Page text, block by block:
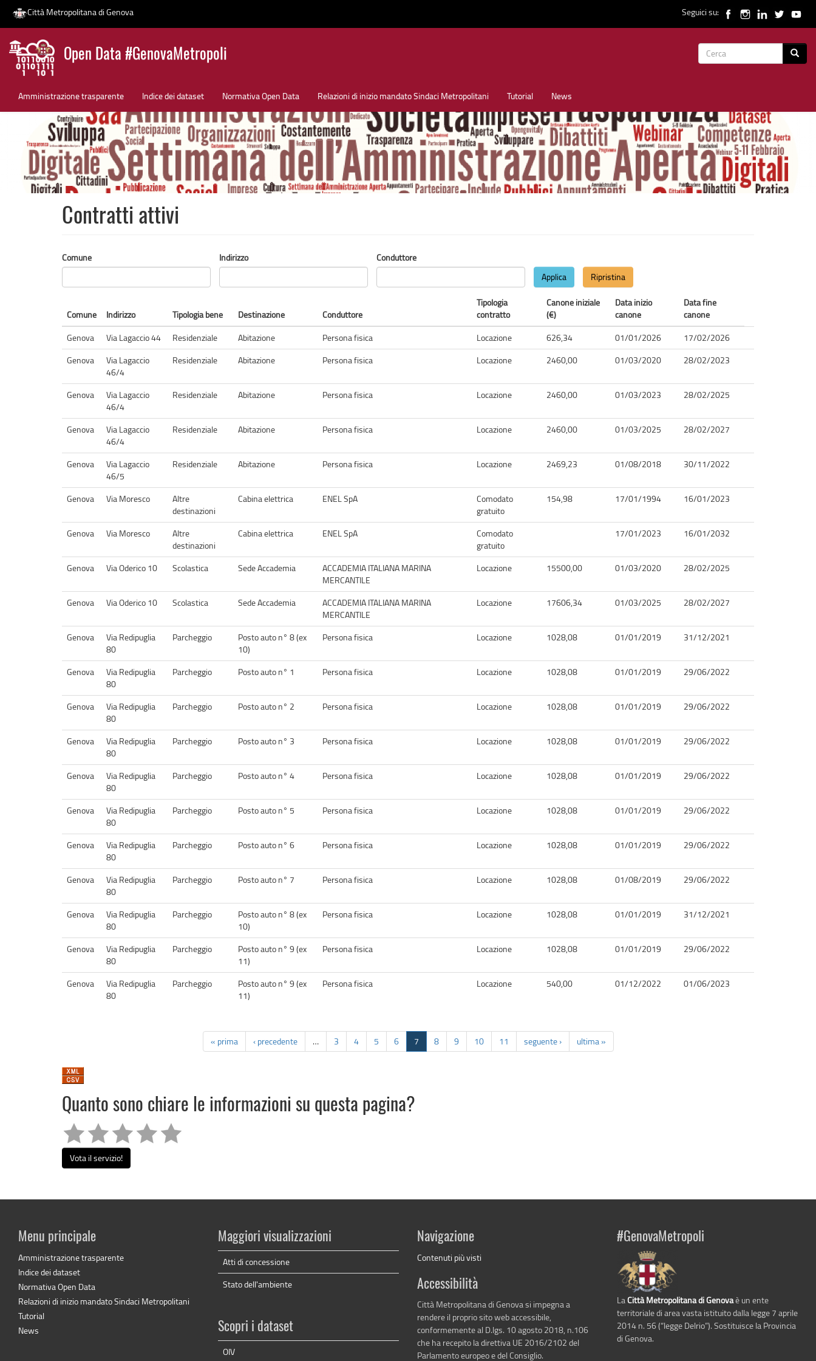
Salta
contenuto
Città Metropolitana di Genova Seguici su:
Open Data #GenovaMetropoli
Form
Amministrazione trasparente Indice dei dataset Normativa Open Data Relazioni di inizio mandato Sindaci Metropolitani Tutorial News
News
Contratti attivi
Comune Indirizzo
Conduttore
Applica
Ripristina
Comune Indirizzo Tipologia bene Destinazione Conduttore
Tipologia
contratto
Canone iniziale
(€)
Data inizio
canone
Data fine
canone
Genova
Via Lagaccio 44 Residenziale Abitazione Persona fisica Locazione 626,34 01/01/2026
17/02/2026
Genova
Via Lagaccio
46/4
Residenziale Abitazione Persona fisica Locazione 2460,00 01/03/2020 28/02/2023
Genova
Via Lagaccio
46/4
Residenziale Abitazione Persona fisica Locazione 2460,00 01/03/2023 28/02/2025
Genova
Via Lagaccio
46/4
Residenziale Abitazione Persona fisica Locazione 2460,00 01/03/2025 28/02/2027
Genova
Via Lagaccio
46/5
Residenziale Abitazione Persona fisica Locazione 2469,23 01/08/2018 30/11/2022
Genova Via Moresco
Altre
destinazioni
Cabina elettrica ENEL SpA
Comodato
gratuito
154,98 17/01/1994 16/01/2023
Genova Via Moresco
Altre
destinazioni
Cabina elettrica ENEL SpA
Comodato
gratuito
17/01/2023 16/01/2032
Genova Via Oderico 10 Scolastica Sede Accademia
ACCADEMIA ITALIANA MARINA
MERCANTILE
Locazione 15500,00 01/03/2020 28/02/2025
Genova Via Oderico 10 Scolastica Sede Accademia
ACCADEMIA ITALIANA MARINA
MERCANTILE
Locazione 17606,34 01/03/2025 28/02/2027
Genova
Via Redipuglia
80
Parcheggio
Posto auto n° 8 (ex
10)
Persona fisica Locazione 1028,08 01/01/2019 31/12/2021
Genova
Via Redipuglia
80
Parcheggio Posto auto n° 1 Persona fisica Locazione 1028,08 01/01/2019 29/06/2022
Genova
Via Redipuglia
80
Parcheggio Posto auto n° 2 Persona fisica Locazione 1028,08 01/01/2019 29/06/2022
Genova
Via Redipuglia
80
Parcheggio Posto auto n° 3 Persona fisica Locazione 1028,08 01/01/2019 29/06/2022
Genova
Via Redipuglia
80
Parcheggio Posto auto n° 4 Persona fisica Locazione 1028,08 01/01/2019 29/06/2022
Genova
Via Redipuglia
80
Parcheggio Posto auto n° 5 Persona fisica Locazione 1028,08 01/01/2019 29/06/2022
Genova
Via Redipuglia
80
Parcheggio Posto auto n° 6 Persona fisica Locazione 1028,08 01/01/2019 29/06/2022
Genova
Via Redipuglia
80
Parcheggio Posto auto n° 7 Persona fisica Locazione 1028,08 01/08/2019 29/06/2022
Genova
Via Redipuglia
80
Parcheggio
Posto auto n° 8 (ex
10)
Persona fisica Locazione 1028,08 01/01/2019 31/12/2021
Genova
Via Redipuglia
80
Parcheggio
Posto auto n° 9 (ex
11)
Persona fisica Locazione 1028,08 01/01/2019 29/06/2022
Genova
Via Redipuglia
80
Parcheggio
Posto auto n° 9 (ex
11)
Persona fisica Locazione 540,00 01/12/2022 01/06/2023
« prima ‹ precedente … 3 4 5 6 7 8 9 10 11 seguente › ultima »
Quanto sono chiare le informazioni su questa pagina?
Vota il servizio!
Menu principale
Amministrazione trasparente
Indice dei dataset
Normativa Open Data
Relazioni di inizio mandato Sindaci Metropolitani
Tutorial
News
Maggiori visualizzazioni
Atti di concessione
Stato dell'ambiente
Scopri i dataset
OIV
Navigazione
Contenuti più visti
Accessibilità
Città Metropolitana di Genova si impegna a
rendere il proprio sito web accessibile,
conformemente al D.lgs. 10 agosto 2018, n.106
che ha recepito la direttiva UE 2016/2102 del
Parlamento europeo e del Consiglio.
#GenovaMetropoli
La Città Metropolitana di Genovaè un ente
territoriale di area vasta istituito dalla legge 7 aprile
2014 n. 56 (“legge Delrio”). Sostituisce la Provincia
di Genova.